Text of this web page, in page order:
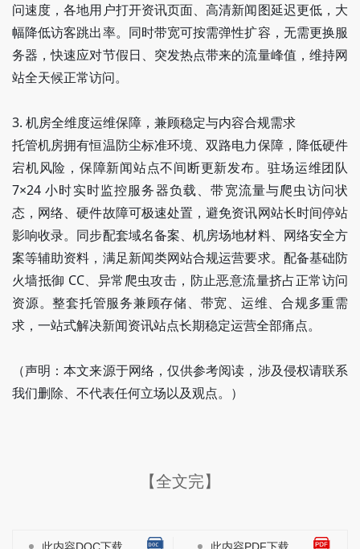
问速度，各地用户打开资讯页面、高清新闻图延迟更低，大
幅降低访客跳出率。同时带宽可按需弹性扩容，无需更换服
务器，快速应对节假日、突发热点带来的流量峰值，维持网
站全天候正常访问。
3. 机房全维度运维保障，兼顾稳定与内容合规需求
托管机房拥有恒温防尘标准环境、双路电力保障，降低硬件
宕机风险，保障新闻站点不间断更新发布。驻场运维团队
7×24 小时实时监控服务器负载、带宽流量与爬虫访问状
态，网络、硬件故障可极速处置，避免资讯网站长时间停站
影响收录。同步配套域名备案、机房场地材料、网络安全方
案等辅助资料，满足新闻类网站合规运营要求。配备基础防
火墙抵御 CC、异常爬虫攻击，防止恶意流量挤占正常访问
资源。整套托管服务兼顾存储、带宽、运维、合规多重需
求，一站式解决新闻资讯站点长期稳定运营全部痛点。
（声明：本文来源于网络，仅供参考阅读，涉及侵权请联系
我们删除、不代表任何立场以及观点。）
【全文完】